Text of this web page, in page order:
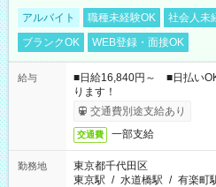
アルバイト 職種未経験OK 社会人未
ブランクOK
WEB登録・面接OK
給与
■日給16,840円～ ■日払い
ります！
交通費別途支給あり
交通費 一部支給
勤務地
東京都千代田区
東京駅 / 水道橋駅 / 有楽町